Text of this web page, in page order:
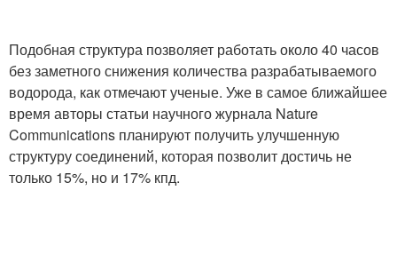
Подобная структура позволяет работать около 40 часов
без заметного снижения количества разрабатываемого
водорода, как отмечают ученые. Уже в самое ближайшее
время авторы статьи научного журнала Nature
Communications планируют получить улучшенную
структуру соединений, которая позволит достичь не
только 15%, но и 17% кпд.